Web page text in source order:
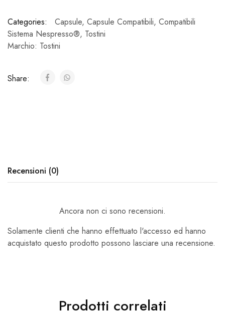
Categories: Capsule, Capsule Compatibili, Compatibili
Sistema Nespresso®, Tostini
Marchio: Tostini
Share:
Recensioni (0)
Ancora non ci sono recensioni.
Solamente clienti che hanno effettuato l'accesso ed hanno
acquistato questo prodotto possono lasciare una recensione.
Prodotti correlati